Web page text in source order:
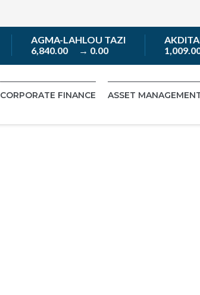
AGMA-LAHLOU TAZI
6,840.00→ 0.00
AKDITAL
1,009.00
CORPORATE FINANCE ASSET